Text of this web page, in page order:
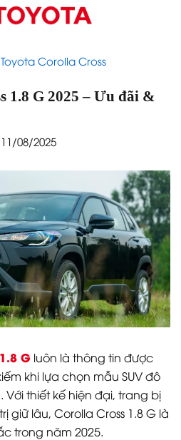
Toyota Corolla Cross
1.8 G 2025 – Ưu đãi &
08/2025
G luôn là thông tin được
khi lựa chọn mẫu SUV đô
thiết kế hiện đại, trang bị
giữ lâu, Corolla Cross 1.8 G là
trong năm 2025.